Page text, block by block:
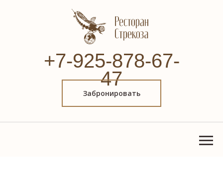
+7-925-878-67-
47
Забронировать